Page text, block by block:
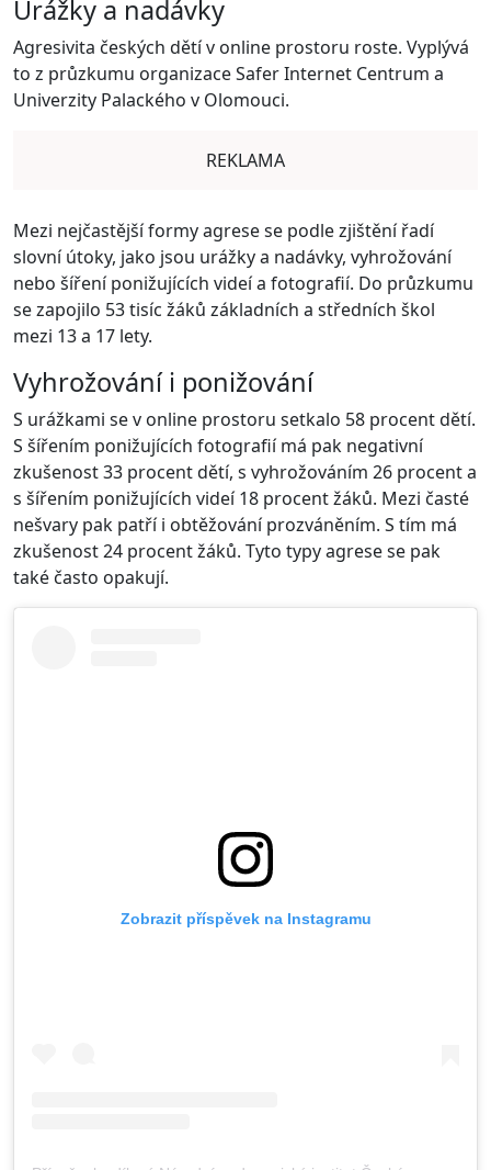
Urážky a nadávky
Agresivita českých dětí v online prostoru roste. Vyplývá
to z průzkumu organizace Safer Internet Centrum a
Univerzity Palackého v Olomouci.
REKLAMA
Mezi nejčastější formy agrese se podle zjištění řadí
slovní útoky, jako jsou urážky a nadávky, vyhrožování
nebo šíření ponižujících videí a fotografií. Do průzkumu
se zapojilo 53 tisíc žáků základních a středních škol
mezi 13 a 17 lety.
Vyhrožování i ponižování
S urážkami se v online prostoru setkalo 58 procent dětí.
S šířením ponižujících fotografií má pak negativní
zkušenost 33 procent dětí, s vyhrožováním 26 procent a
s šířením ponižujících videí 18 procent žáků. Mezi časté
nešvary pak patří i obtěžování prozváněním. S tím má
zkušenost 24 procent žáků. Tyto typy agrese se pak
také často opakují.
Zobrazit příspěvek na Instagramu